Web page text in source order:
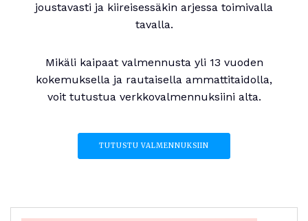
joustavasti ja kiireisessäkin arjessa toimivalla
tavalla.
Mikäli kaipaat valmennusta yli 13 vuoden
kokemuksella ja rautaisella ammattitaidolla,
voit tutustua verkkovalmennuksiini alta.
TUTUSTU VALMENNUKSIIN